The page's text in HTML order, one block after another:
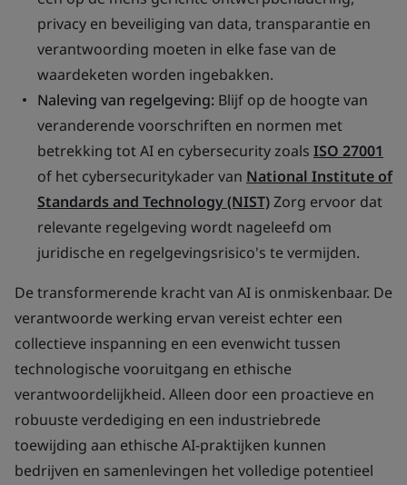
privacy en beveiliging van data, transparantie en
verantwoording moeten in elke fase van de
waardeketen worden ingebakken.
Naleving van regelgeving: Blijf op de hoogte van
veranderende voorschriften en normen met
betrekking tot AI en cybersecurity zoals ISO 27001
of het cybersecuritykader van National Institute of
Standards and Technology (NIST)Zorg ervoor dat
relevante regelgeving wordt nageleefd om
juridische en regelgevingsrisico's te vermijden.
De transformerende kracht van AI is onmiskenbaar. De
verantwoorde werking ervan vereist echter een
collectieve inspanning en een evenwicht tussen
technologische vooruitgang en ethische
verantwoordelijkheid. Alleen door een proactieve en
robuuste verdediging en een industriebrede
toewijding aan ethische AI-praktijken kunnen
bedrijven en samenlevingen het volledige potentieel